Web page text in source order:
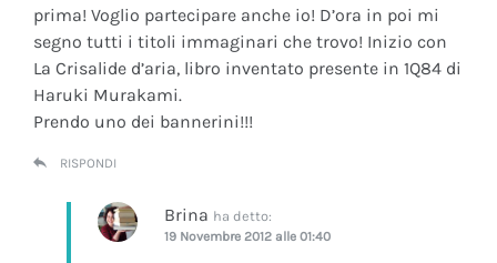
prima! Voglio partecipare anche io! D’ora in poi mi
segno tutti i titoli immaginari che trovo! Inizio con
La Crisalide d’aria, libro inventato presente in 1Q84 di
Haruki Murakami.
Prendo uno dei bannerini!!!
RISPONDI
Brina ha detto:
19 Novembre 2012 alle 01:40